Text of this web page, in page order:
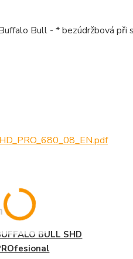
Bull - * bezúdržbová při
BULL SHD